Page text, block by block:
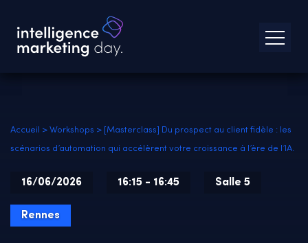
Accueil > Workshops > [Masterclass] Du prospect au client fidèle : les
scénarios d’automation qui accélèrent votre croissance à l’ère de l’IA.
16/06/2026 16:15 - 16:45 Salle 5
Rennes